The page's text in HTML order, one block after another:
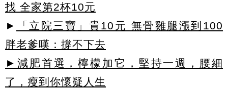
找 全家第2杯10元
►
「立院三寶」貴10元 無骨雞腿漲到100
胖老爹嘆：撐不下去
►減肥首選，檸檬加它，堅持一週，腰細
了，瘦到你懷疑人生